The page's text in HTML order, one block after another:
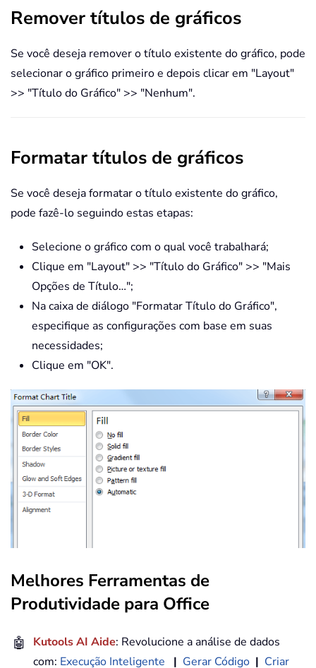
Remover títulos de gráficos
Se você deseja remover o título existente do gráfico, pode
selecionar o gráfico primeiro e depois clicar em "Layout"
>> "Título do Gráfico" >> "Nenhum".
Formatar títulos de gráficos
Se você deseja formatar o título existente do gráfico,
pode fazê-lo seguindo estas etapas:
Selecione o gráfico com o qual você trabalhará;
Clique em "Layout" >> "Título do Gráfico" >> "Mais
Opções de Título…";
Na caixa de diálogo "Formatar Título do Gráfico",
especifique as configurações com base em suas
necessidades;
Clique em "OK".
Melhores Ferramentas de
Produtividade para Office
🤖 Kutools AI Aide: Revolucione a análise de dados
com: Execução Inteligente | Gerar Código | Criar